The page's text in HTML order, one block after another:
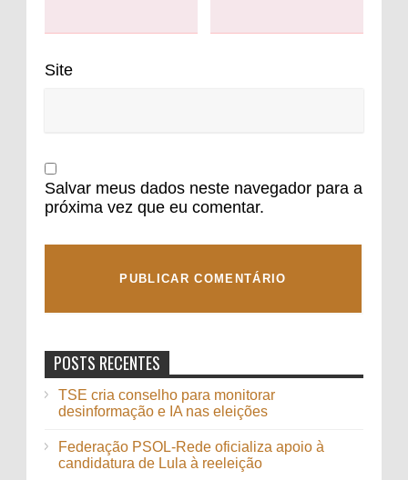
Site
Salvar meus dados neste navegador para a
próxima vez que eu comentar.
POSTS RECENTES
TSE cria conselho para monitorar
desinformação e IA nas eleições
Federação PSOL-Rede oficializa apoio à
candidatura de Lula à reeleição